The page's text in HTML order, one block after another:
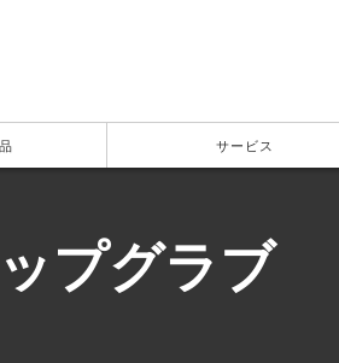
サービス
プグラブ